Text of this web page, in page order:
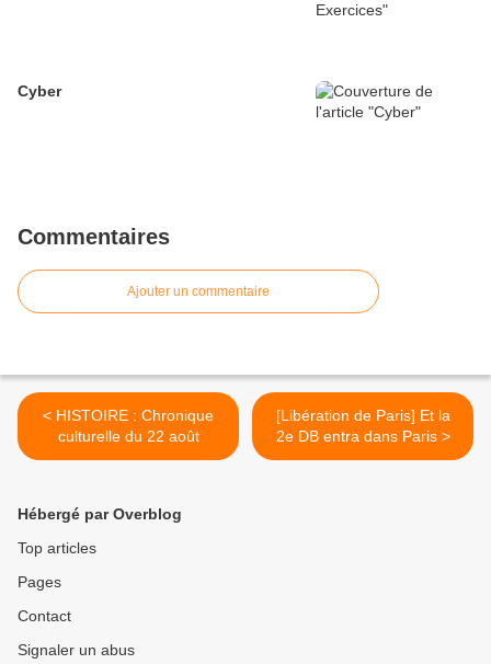
Cyber
Commentaires
Ajouter un commentaire
< HISTOIRE : Chronique
culturelle du 22 août
[Libération de Paris] Et la
2e DB entra dans Paris >
Hébergé par Overblog
Top articles
Pages
Contact
Signaler un abus